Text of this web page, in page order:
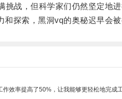
战，但科学家们仍然坚定地进
探索，黑洞vq的奥秘迟早会被
效率提高了50%，让我能够更轻松地完成工